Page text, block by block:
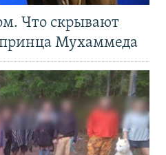
Что скрывают
Мухаммеда